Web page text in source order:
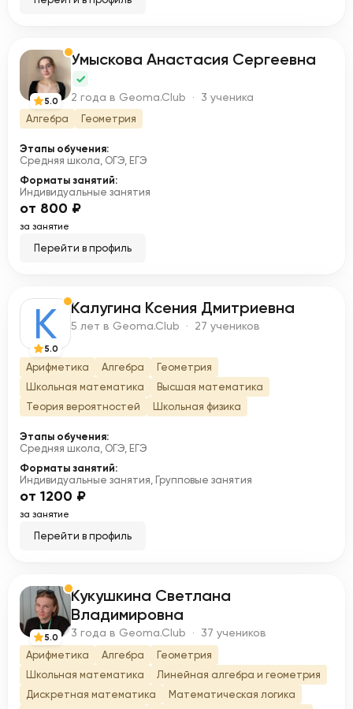
У
5.0
Умыскова Анастасия Сергеевна
2 года в Geoma.Club · 3 ученика
Алгебра Геометрия
Этапы обучения:
Средняя школа, ОГЭ, ЕГЭ
Форматы занятий:
Индивидуальные занятия
от 800 ₽
за занятие
Перейти в профиль
К
5.0
Калугина Ксения Дмитриевна
5 лет в Geoma.Club · 27 учеников
Арифметика Алгебра
Геометрия
Школьная математика
Высшая математика
Теория вероятностей
Школьная физика
Этапы обучения:
Средняя школа, ОГЭ, ЕГЭ
Форматы занятий:
Индивидуальные занятия, Групповые занятия
от 1200 ₽
за занятие
Перейти в профиль
К
5.0
Кукушкина Светлана
Владимировна
3 года в Geoma.Club · 37 учеников
Арифметика Алгебра
Геометрия
Школьная математика
Линейная алгебра и геометрия
Дискретная математика
Математическая логика